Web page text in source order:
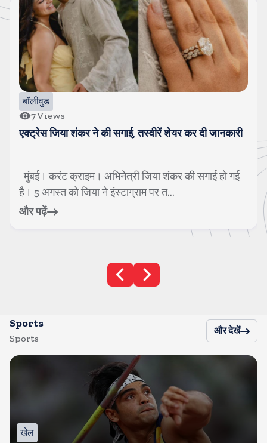
बॉलीवुड
33Views
श्रेया कालरा बनी लॉक अप-2 की वीनर, इनाम के तौर पर ट्रॉफी
मुंबई। करंट क्राइम। 40 दिनों तक चले बेहिसाब कलेश, तीखी
बहसों, बगावत, दोस्ती, दिल टूटने के लम्...
और पढ़ें
Sports
Sports
और देखें
खेल